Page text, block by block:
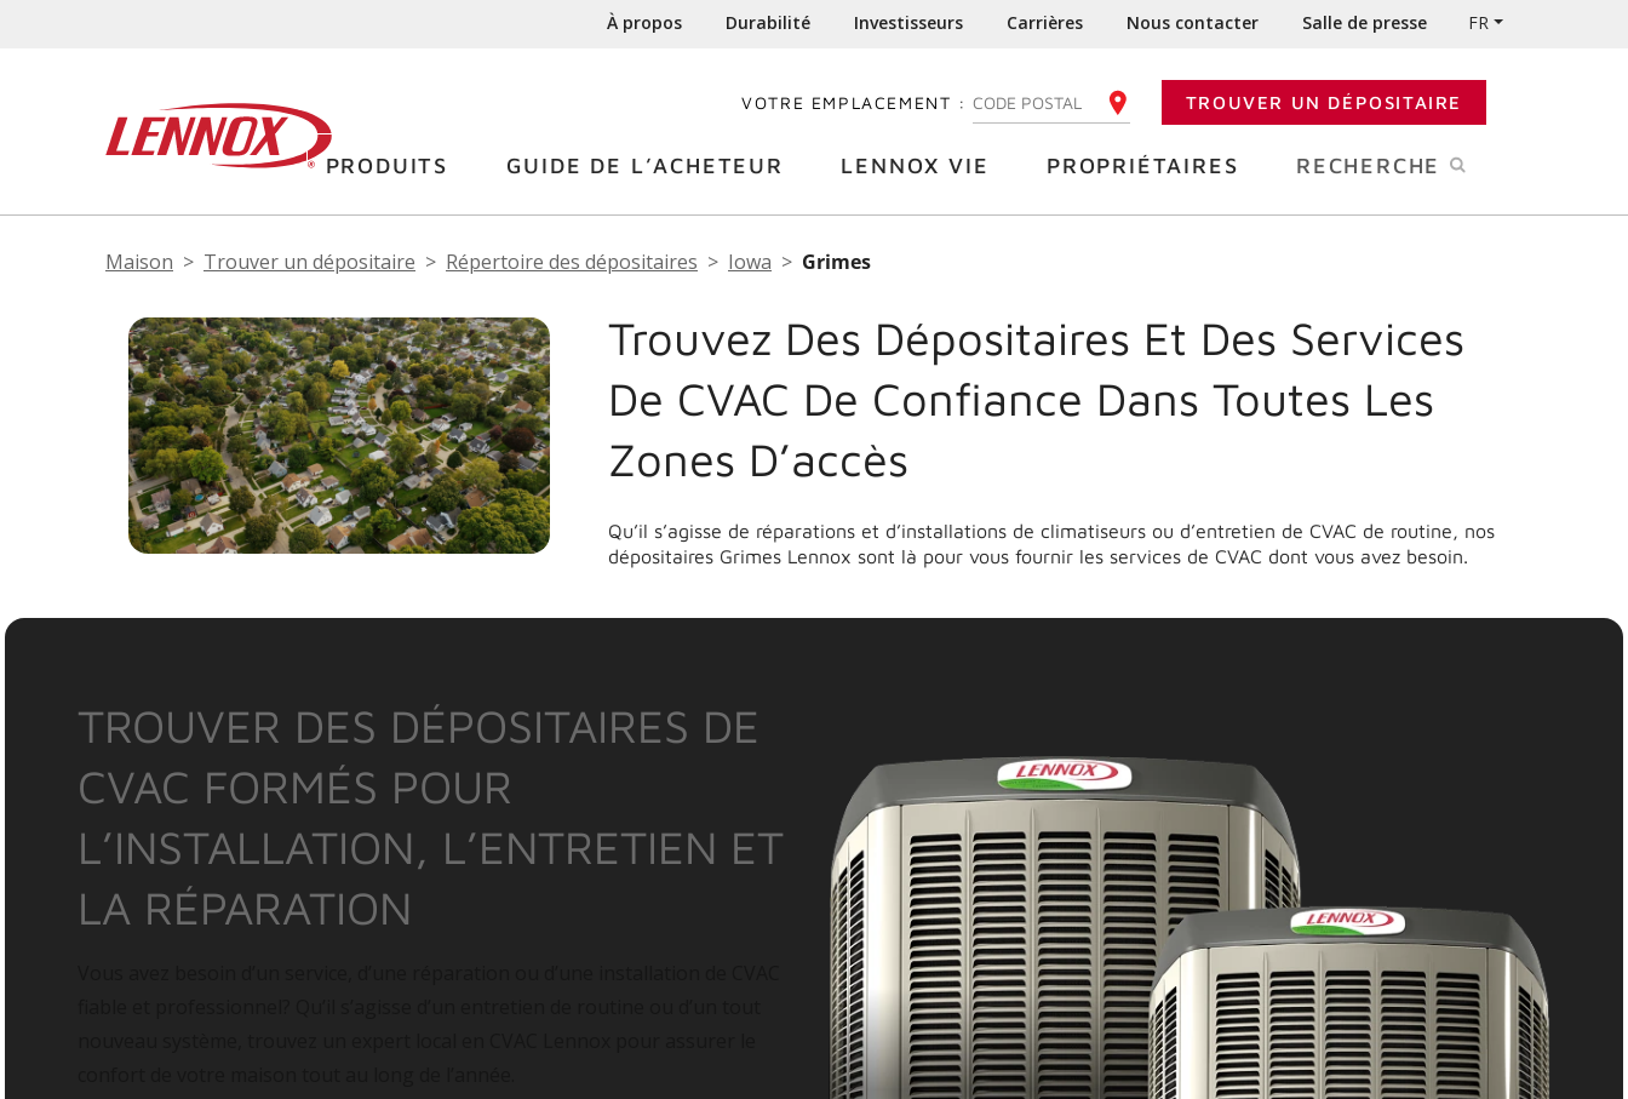
À propos Durabilité Investisseurs Carrières Nous contacter Salle de presse FR
VOTRE EMPLACEMENT : ENTREZ VOTRE CODE POSTALTROUVER UN DÉPOSITAIRE
PRODUITS GUIDE DE L’ACHETEUR LENNOX VIE PROPRIÉTAIRES RECHERCHE
Maison Trouver un dépositaire Répertoire des dépositaires Iowa Grimes
Trouvez Des Dépositaires Et Des Services
De CVAC De Confiance Dans Toutes Les
Zones D’accès
Qu’il s’agisse de réparations et d’installations de climatiseurs ou d’entretien de CVAC de routine, nos
dépositaires Grimes Lennox sont là pour vous fournir les services de CVAC dont vous avez besoin.
TROUVER DES DÉPOSITAIRES DE
CVAC FORMÉS POUR
L’INSTALLATION, L’ENTRETIEN ET
LA RÉPARATION